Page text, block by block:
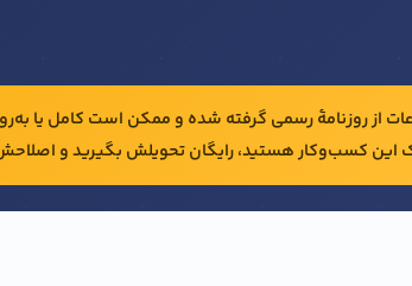
از روزنامهٔ رسمی گرفته شده و ممکن است کامل یا
این کسب‌وکار هستید، رایگان تحویلش بگیرید و